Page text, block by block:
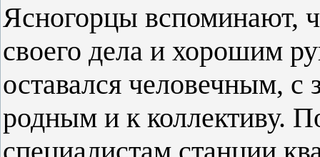
Ясногорцы вспоминают,
своего дела и хорошим
оставался человечным, с
родным и к коллективу.